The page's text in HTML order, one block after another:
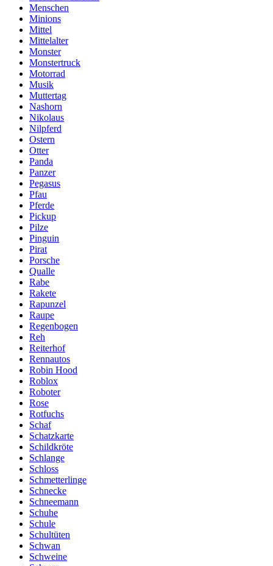
Menschen
Minions
Mittel
Mittelalter
Monster
Monstertruck
Motorrad
Musik
Muttertag
Nashorn
Nikolaus
Nilpferd
Ostern
Otter
Panda
Panzer
Pegasus
Pfau
Pferde
Pickup
Pilze
Pinguin
Pirat
Porsche
Qualle
Rabe
Rakete
Rapunzel
Raupe
Regenbogen
Reh
Reiterhof
Rennautos
Robin Hood
Roblox
Roboter
Rose
Rotfuchs
Schaf
Schatzkarte
Schildkröte
Schlange
Schloss
Schmetterlinge
Schnecke
Schneemann
Schuhe
Schule
Schultüten
Schwan
Schweine